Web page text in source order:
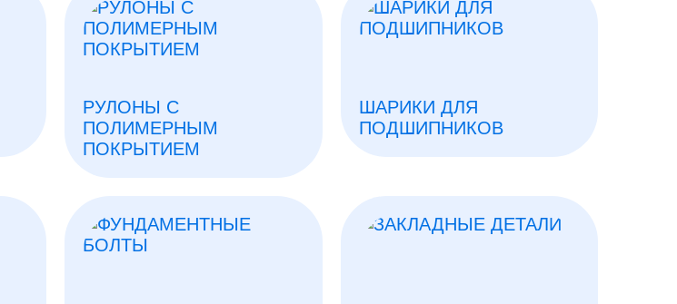
РУЛОНЫ С
ПОЛИМЕРНЫМ
ПОКРЫТИЕМ
ШАРИКИ ДЛЯ
ПОДШИПНИКОВ